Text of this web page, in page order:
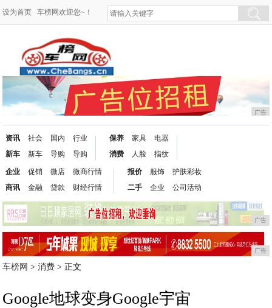
设为首页 车榜网欢迎您~！
广告
资讯
新车
社会
新车
国内
导购
行业
导购
保养
消费
家具
人脸
电器
指纹
企业
商讯
促销
金融
微店
贷款
微商行情
财经行情
报价
二手
服饰
企业
护肤彩妆
公司活动
广告
广告
车榜网 >消费 > 正文
Google地球变身Google宇宙